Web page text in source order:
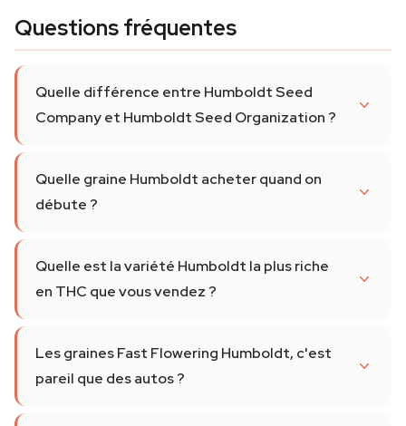
Questions fréquentes
Quelle différence entre Humboldt Seed
Company et Humboldt Seed Organization ?
Quelle graine Humboldt acheter quand on
débute ?
Quelle est la variété Humboldt la plus riche
en THC que vous vendez ?
Les graines Fast Flowering Humboldt, c'est
pareil que des autos ?